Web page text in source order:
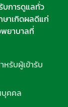
บการดูแลทั่ว
ษาเกิดผลดีแก่
ยาบาลที่
รับผู้เข้ารับ
บุคคล